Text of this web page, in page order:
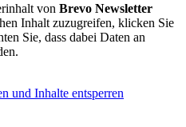
von Brevo Newsletter
Inhalt zuzugreifen, klicken Sie
Sie, dass dabei Daten an
und Inhalte entsperren